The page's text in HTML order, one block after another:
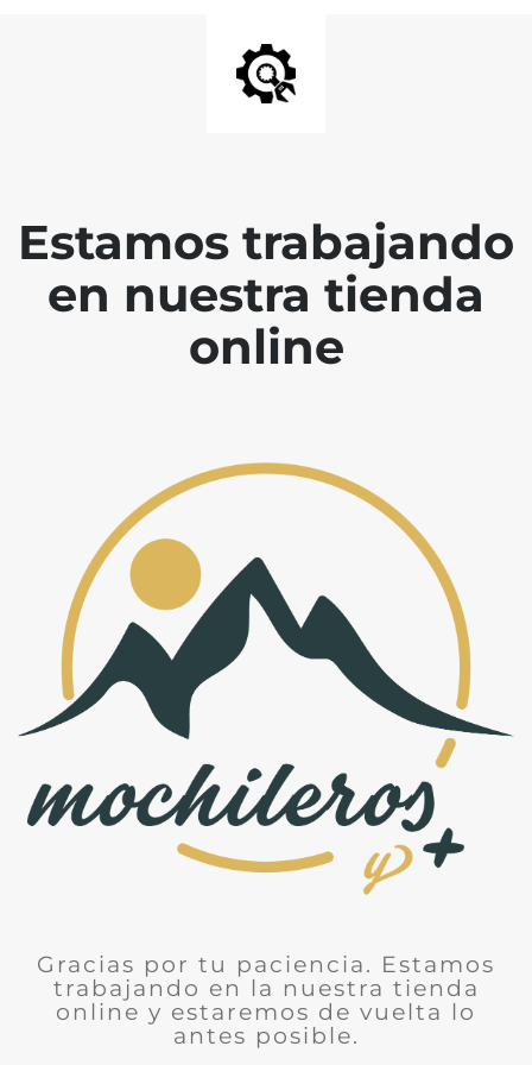
Estamos trabajando
en nuestra tienda
online
Gracias por tu paciencia. Estamos
trabajando en la nuestra tienda
online y estaremos de vuelta lo
antes posible.